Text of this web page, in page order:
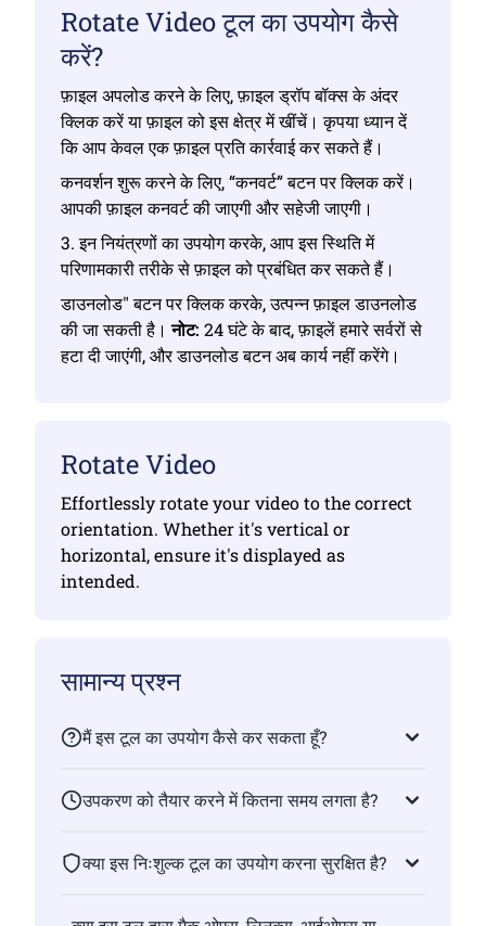
Rotate Video टूल का उपयोग कैसे
करें?
फ़ाइल अपलोड करने के लिए, फ़ाइल ड्रॉप बॉक्स के अंदर
क्लिक करें या फ़ाइल को इस क्षेत्र में खींचें। कृपया ध्यान दें
कि आप केवल एक फ़ाइल प्रति कार्रवाई कर सकते हैं।
कनवर्शन शुरू करने के लिए, “कनवर्ट” बटन पर क्लिक करें।
आपकी फ़ाइल कनवर्ट की जाएगी और सहेजी जाएगी।
3. इन नियंत्रणों का उपयोग करके, आप इस स्थिति में
परिणामकारी तरीके से फ़ाइल को प्रबंधित कर सकते हैं।
डाउनलोड" बटन पर क्लिक करके, उत्पन्न फ़ाइल डाउनलोड
की जा सकती है।नोट: 24 घंटे के बाद, फ़ाइलें हमारे सर्वरों से
हटा दी जाएंगी, और डाउनलोड बटन अब कार्य नहीं करेंगे।
Rotate Video
Effortlessly rotate your video to the correct
orientation. Whether it's vertical or
horizontal, ensure it's displayed as
intended.
सामान्य प्रश्न
मैं इस टूल का उपयोग कैसे कर सकता हूँ?
उपकरण को तैयार करने में कितना समय लगता है?
क्या इस निःशुल्क टूल का उपयोग करना सुरक्षित है?